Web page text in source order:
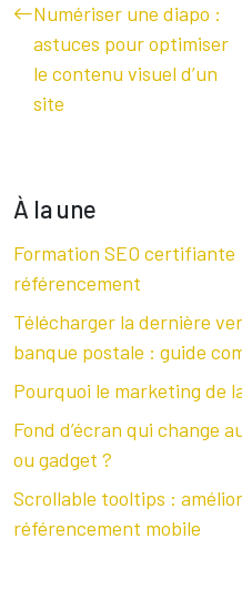
Numériser une diapo :
astuces pour optimiser
le contenu visuel d’un
site
À la une
Formation SEO
référencement
Télécharger la dernière
banque postale : guide
Pourquoi le marketing de
Fond d’écran qui change
ou gadget ?
Scrollable tooltips :
référencement mobile